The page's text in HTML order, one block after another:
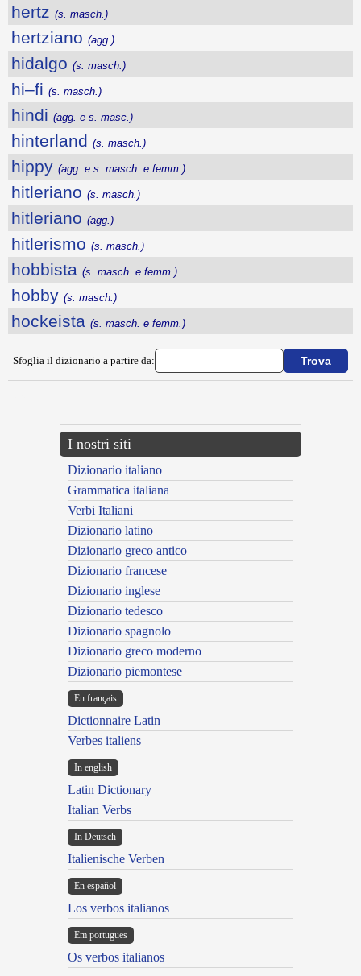
hertz (s. masch.)
hertziano (agg.)
hidalgo (s. masch.)
hi–fi (s. masch.)
hindi (agg. e s. masc.)
hinterland (s. masch.)
hippy (agg. e s. masch. e femm.)
hitleriano (s. masch.)
hitleriano (agg.)
hitlerismo (s. masch.)
hobbista (s. masch. e femm.)
hobby (s. masch.)
hockeista (s. masch. e femm.)
Sfoglia il dizionario a partire da:
I nostri siti
Dizionario italiano
Grammatica italiana
Verbi Italiani
Dizionario latino
Dizionario greco antico
Dizionario francese
Dizionario inglese
Dizionario tedesco
Dizionario spagnolo
Dizionario greco moderno
Dizionario piemontese
En français
Dictionnaire Latin
Verbes italiens
In english
Latin Dictionary
Italian Verbs
In Deutsch
Italienische Verben
En español
Los verbos italianos
Em portugues
Os verbos italianos